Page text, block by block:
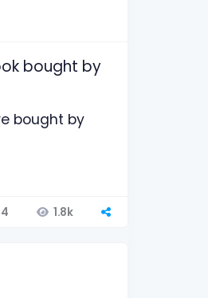
bought by
bought by
4 1.8k